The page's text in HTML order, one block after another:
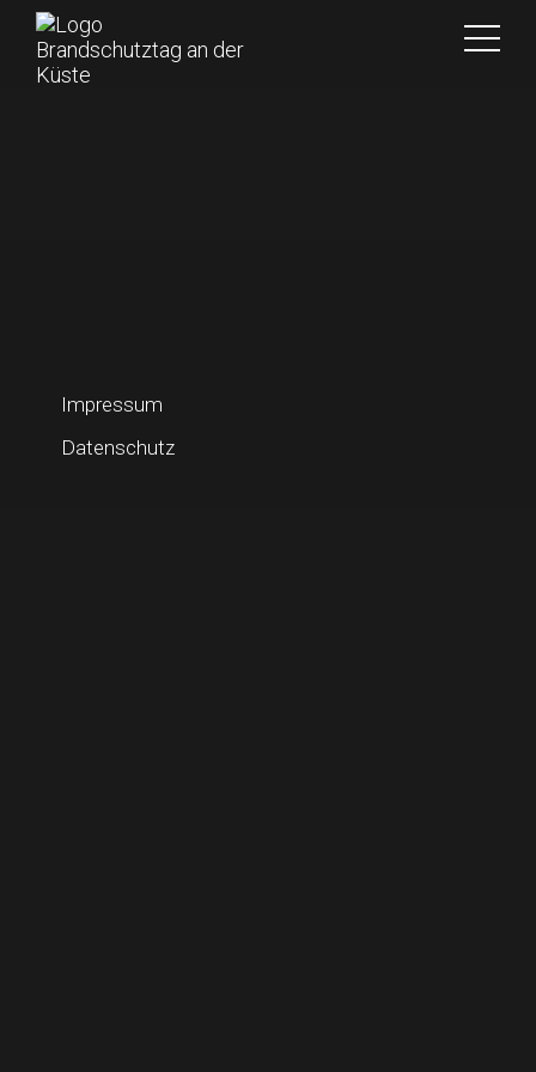
Impressum
Datenschutz